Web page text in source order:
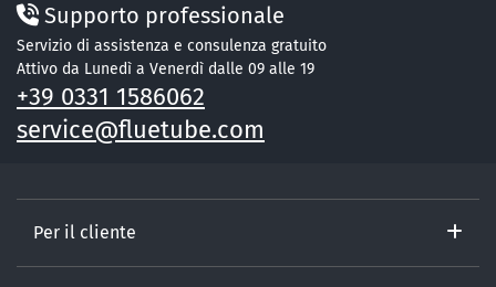
Supporto professionale
Servizio di assistenza e consulenza gratuito
Attivo da Lunedì a Venerdì dalle 09 alle 19
+39 0331 1586062
service@fluetube.com
Per il cliente